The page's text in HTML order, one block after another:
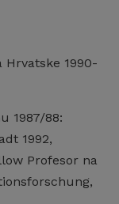
Hrvatske 1990-
1987/88:
1992,
Profesor na